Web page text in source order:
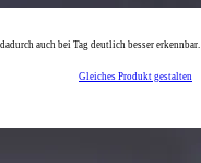
auch bei Tag deutlich besser erkennbar.
Gleiches Produkt gestalten